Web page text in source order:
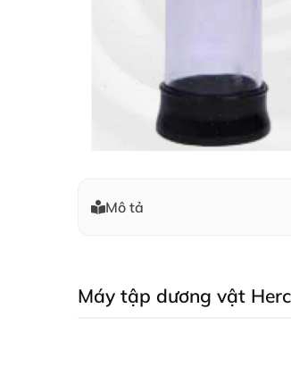
Mô tả
Máy tập dương vật